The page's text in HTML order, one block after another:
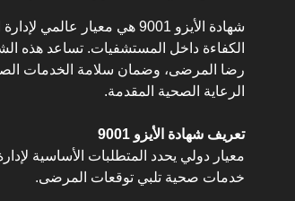
شهادة الأيزو 9001 هي معيار
الكفاءة داخل المستشفيات. تساعد هذه
رضا المرضى، وضمان سلامة الخدمات
الرعاية الصحية المقدمة.
تعريف شهادة الأيزو 9001
معيار دولي يحدد المتطلبات الأساسية
خدمات صحية تلبي توقعات المرضى.